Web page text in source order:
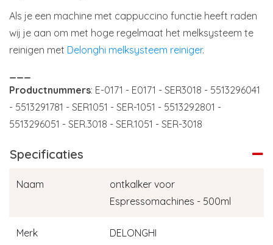
Als je een machine met cappuccino functie heeft raden
wij je aan om met hoge regelmaat het melksysteem te
reinigen met Delonghi melksysteem reiniger.
Productnummers: E-0171 - E0171 - SER3018 - 5513296041
- 5513291781 - SER1051 - SER-1051 - 5513292801 -
5513296051 - SER.3018 - SER.1051 - SER-3018
Specificaties
Naam
ontkalker voor
Espressomachines - 500ml
Merk DELONGHI